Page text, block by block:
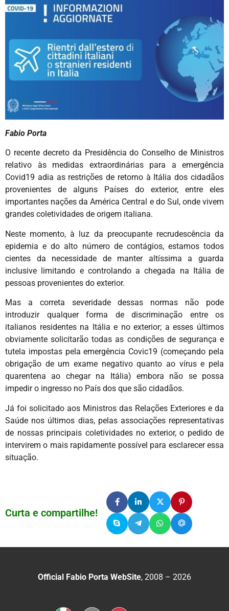
Fabio Porta
O recente decreto da Presidência do Conselho de Ministros
relativo às medidas extraordinárias para a emergência
Covid19 adia as restrições de retorno à Itália dos cidadãos
provenientes de alguns Países do exterior, entre eles
importantes nações da América Central e do Sul, onde vivem
grandes coletividades de origem italiana.
Neste momento, à luz da preocupante recrudescência da
epidemia e do alto número de contágios, estamos todos
cientes da necessidade de manter altíssima a guarda
inclusive limitando e controlando a chegada na Itália de
pessoas provenientes do exterior.
Mas a correta severidade dessas normas não pode
introduzir qualquer forma de discriminação entre os
italianos residentes na Itália e no exterior; a esses últimos
obviamente solicitarão todas as condições de segurança e
tutela impostas pela emergência Covic19 (começando pela
obrigação de um exame negativo quanto ao vírus e pela
quarentena ao chegar na Itália) embora não se possa
impedir o ingresso no País dos que são cidadãos.
Já foi solicitado aos Ministros das Relações Exteriores e da
Saúde nos últimos dias, pelas associações representativas
de nossas principais coletividades no exterior, o pedido de
intervirem o mais rapidamente possível para esclarecer essa
situação.
Curta e compartilhe!
Official Fabio Porta WebSite, 2008 – 2026